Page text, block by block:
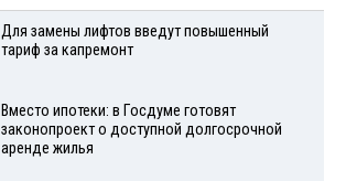
Для замены лифтов введут повышенный
тариф за капремонт
Вместо ипотеки: в Госдуме готовят
законопроект о доступной долгосрочной
аренде жилья